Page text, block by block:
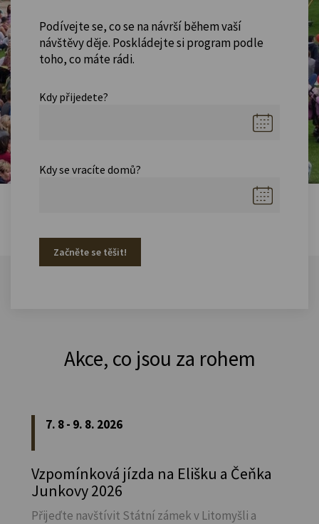
Podívejte se, co se na návrší během vaší
návštěvy děje. Poskládejte si program podle
toho, co máte rádi.
Kdy přijedete?
Kdy se vracíte domů?
Začněte se těšit!
Akce, co jsou za rohem
7. 8 - 9. 8. 2026
Vzpomínková jízda na Elišku a Čeňka
Junkovy 2026
Přijeďte navštívit Státní zámek v Litomyšli a